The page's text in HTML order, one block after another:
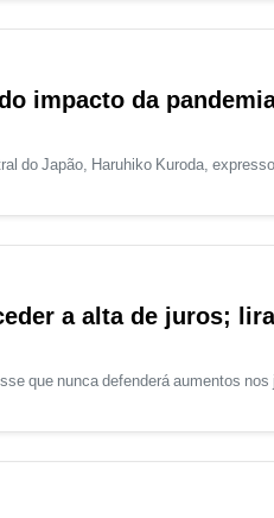
impacto da
do Japão, Haruhiko Kuroda,
a alta de juros; lira
que nunca defenderá aumentos nos